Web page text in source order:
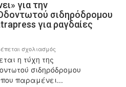
Φαύλος
κύκλος
ασφάλειας
για την
σιδηρόδρομου
για ραγδαίες
σχολιασμός
Σήμερα
«κληρώνει»
η τύχη της
σιδηρόδρομου
παραμένει...